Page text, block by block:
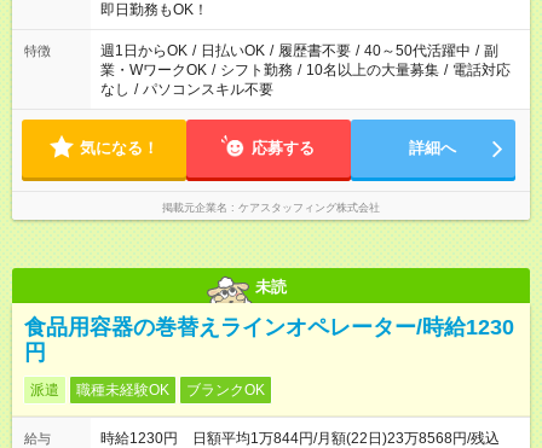
即日勤務もOK！
特徴 週1日からOK / 日払いOK / 履歴書不要 / 40～50代活躍中 / 副
業・WワークOK / シフト勤務 / 10名以上の大量募集 / 電話対応
なし / パソコンスキル不要
気になる！ 応募する 詳細へ
掲載元企業名 ケアスタッフィング株式会社
未読
食品用容器の巻替えラインオペレーター/時給1230
円
派遣 職種未経験OK ブランクOK
給与
時給1230円 日額平均1万844円/月額(22日)23万8568円/残込